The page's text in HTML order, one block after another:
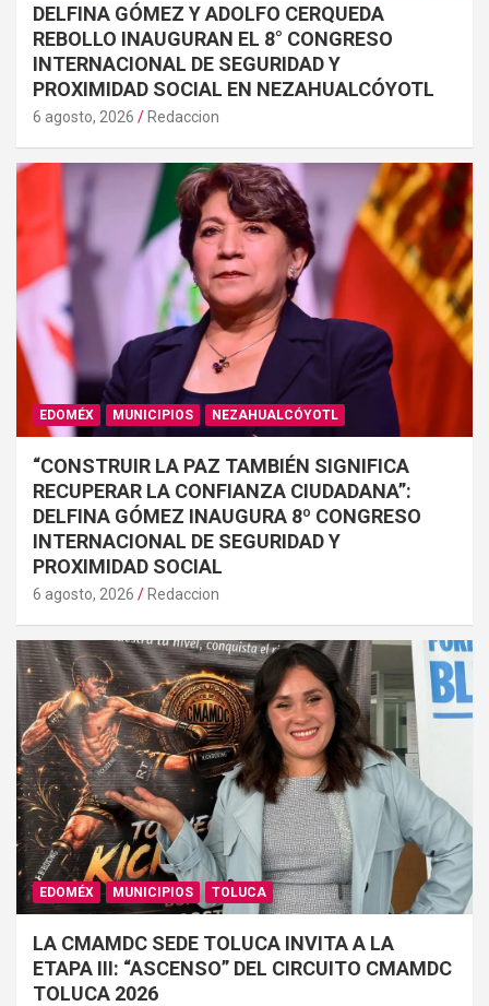
DELFINA GÓMEZ Y ADOLFO CERQUEDA
REBOLLO INAUGURAN EL 8° CONGRESO
INTERNACIONAL DE SEGURIDAD Y
PROXIMIDAD SOCIAL EN NEZAHUALCÓYOTL
6 agosto, 2026 Redaccion
EDOMÉX MUNICIPIOS NEZAHUALCÓYOTL
“CONSTRUIR LA PAZ TAMBIÉN SIGNIFICA
RECUPERAR LA CONFIANZA CIUDADANA”:
DELFINA GÓMEZ INAUGURA 8º CONGRESO
INTERNACIONAL DE SEGURIDAD Y
PROXIMIDAD SOCIAL
6 agosto, 2026 Redaccion
EDOMÉX MUNICIPIOS TOLUCA
LA CMAMDC SEDE TOLUCA INVITA A LA
ETAPA III: “ASCENSO” DEL CIRCUITO CMAMDC
TOLUCA 2026